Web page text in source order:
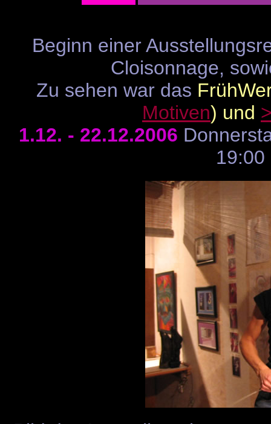
Beginn einer
Cloisonnage,
Zu sehen war das
Motiven) und
1.12. - 22.12.2006
19:00